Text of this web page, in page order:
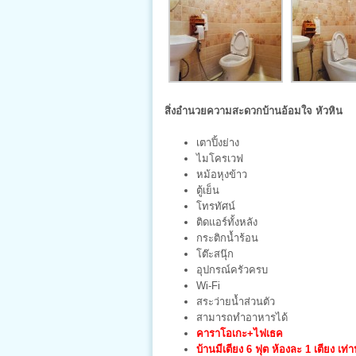
สิ่งอำนวยความสะดวกบ้านอ้อมใจ หัวหิน
เตาปิ้งย่าง
ไมโครเวฟ
หม้อหุงข้าว
ตู้เย็น
โทรทัศน์
ติดแอร์ทั้งหลัง
กระติกน้ำร้อน
โต๊ะสนุ๊ก
อุปกรณ์ครัวครบ
Wi-Fi
สระว่ายน้ำส่วนตัว
สามารถทำอาหารได้
คาราโอเกะ+ไฟเธค
บ้านมีเตียง 6 ฟุต ห้องละ 1 เตียง เท่